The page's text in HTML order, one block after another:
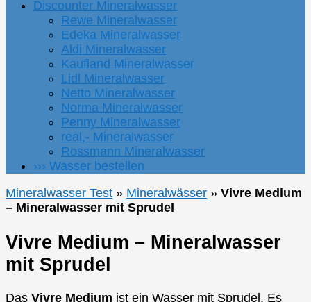
Discounter Mineralwasser
Rewe Mineralwasser
Edeka Mineralwasser
Aldi Mineralwasser
Kaufland Mineralwasser
Lidl Mineralwasser
Netto Mineralwasser
Norma Mineralwasser
Penny Mineralwasser
real,- Mineralwasser
Rossmann Mineralwasser
››› Wasser bestellen
Mineralwasser Test » Mineralwässer » Vivre Medium
– Mineralwasser mit Sprudel
Vivre Medium – Mineralwasser
mit Sprudel
Das Vivre Medium ist ein Wasser mit Sprudel. Es